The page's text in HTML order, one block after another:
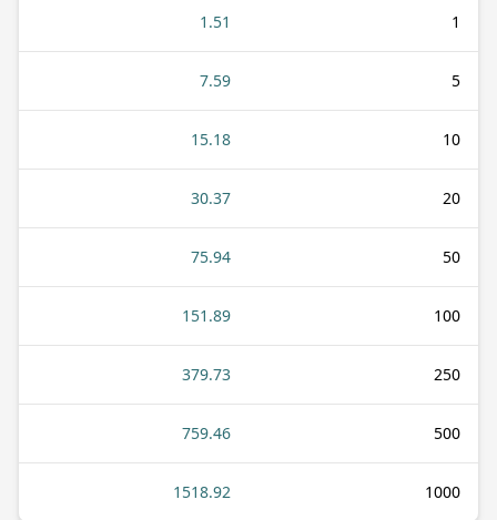
1
1.51
5
7.59
10
15.18
20
30.37
50
75.94
100
151.89
250
379.73
500
759.46
1000
1518.92